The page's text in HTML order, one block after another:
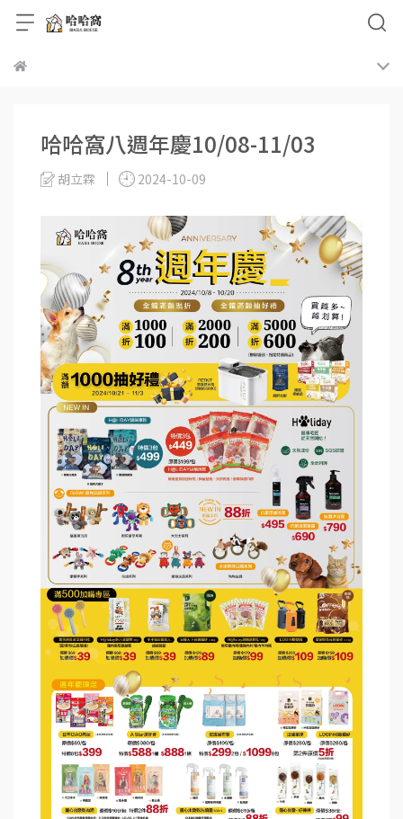
哈哈窩八週年慶10/08-11/03
胡立霖 2024-10-09